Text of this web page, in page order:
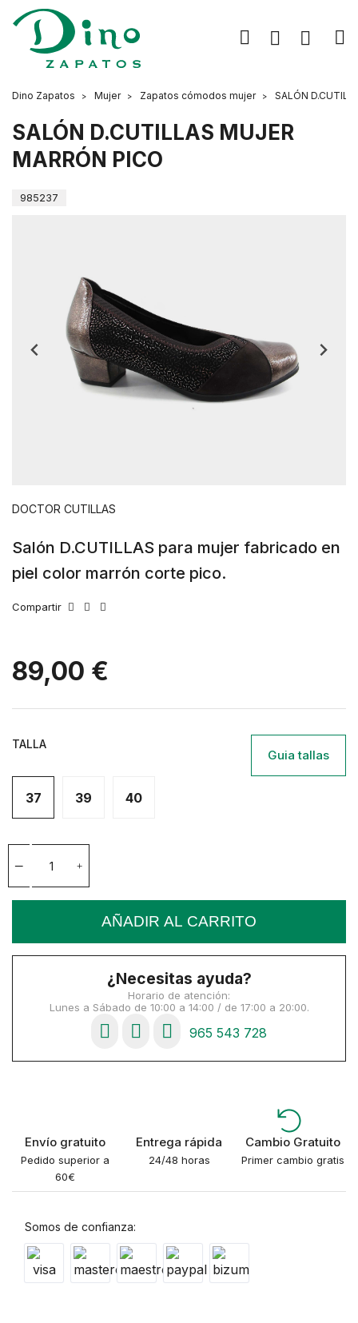
Dino Zapatos Mujer Zapatos cómodos mujer SALÓN
SALÓN D.CUTILLAS MUJER
MARRÓN PICO
985237
DOCTOR CUTILLAS
Salón D.CUTILLAS para mujer fabricado en
piel color marrón corte pico.
Compartir
89,00 €
TALLA
Guia tallas
37 39 40
AÑADIR AL CARRITO
¿Necesitas ayuda?
Horario de atención:
Lunes a Sábado de 10:00 a 14:00 / de 17:00 a 20:00.
965 543 728
Envío gratuito
Pedido superior a
60€
Entrega rápida
24/48 horas
Cambio Gratuito
Primer cambio gratis
Somos de confianza: